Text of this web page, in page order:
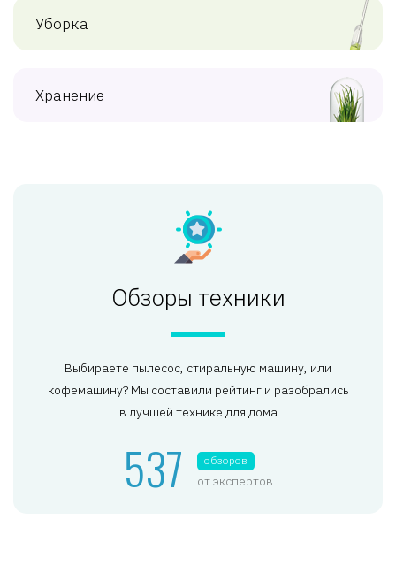
Уборка
Хранение
Обзоры техники
Выбираете пылесос, стиральную машину, или
кофемашину? Мы составили рейтинг и разобрались
в лучшей технике для дома
537 обзоров
от экспертов